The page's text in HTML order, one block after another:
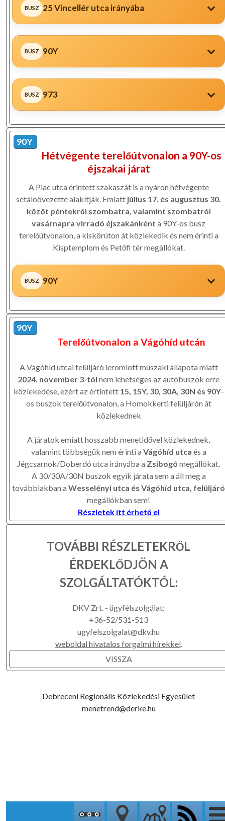
25 Vincellér utca irányába
90Y
973
90Y
Hétvégente terelőútvonalon a 90Y-os
éjszakai járat
A Piac utca érintett szakaszát is a nyáron hétvégente
sétálóövezetté alakítják. Emiatt július 17. és augusztus 30.
közöt péntekről szombatra, valamint szombatról
vasárnapra virradó éjszakánként a 90Y-os busz
terelőútvonalon, a kiskörúton át közlekedik és nem érinti a
Kisptemplom és Petőfi tér megállókat.
90Y
90Y
Terelőútvonalon a Vágóhíd utcán
A Vágóhíd utcai felüljáró leromlott műszaki állapota miatt
2024. november 3-tól nem lehetséges az autóbuszok erre
közlekedése, ezért az értintett 15, 15Y, 30, 30A, 30N és 90Y-
os buszok terelőútvonalon, a Homokkerti felüljárón át
közlekednek
A járatok emiatt hosszabb menetidővel közlekednek,
valamint többségük nem érinti a Vágóhíd utca és a
Jégcsarnok/Doberdó utca irányába a Zsibogó megállókat.
A 30/30A/30N buszok egyik járata sem a áll meg a
továbbiakban a Wesselényi utca és Vágóhíd utca, felüljáró
megállókban sem!
Részletek itt érhető el
TOVÁBBI RÉSZLETEKRŐL
ÉRDEKLŐDJÖN A
SZOLGÁLTATÓKTÓL:
DKV Zrt. - ügyfélszolgálat:
+36-52/531-513
ugyfelszolgalat@dkv.hu
weboldal hivatalos forgalmi hírekkel
VISSZA
Debreceni Regionális Közlekedési Egyesület
menetrend@derke.hu